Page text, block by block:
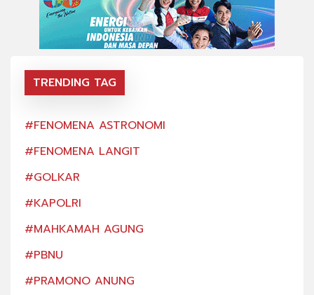
TRENDING TAG
#FENOMENA ASTRONOMI
#FENOMENA LANGIT
#GOLKAR
#KAPOLRI
#MAHKAMAH AGUNG
#PBNU
#PRAMONO ANUNG